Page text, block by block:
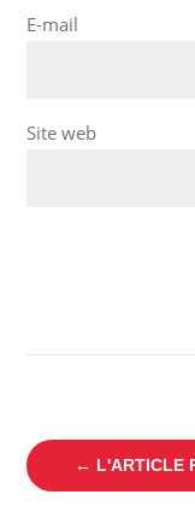
E-mail
Site web
← L'ARTICLE